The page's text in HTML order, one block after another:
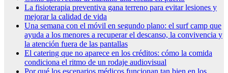
La fisioterapia preventiva gana terreno para evitar lesiones y
mejorar la calidad de vida
Una semana con el móvil en segundo plano: el surf camp que
ayuda a los menores a recuperar el descanso, la convivencia y
la atención fuera de las pantallas
El catering que no aparece en los créditos: cómo la comida
condiciona el ritmo de un rodaje audiovisual